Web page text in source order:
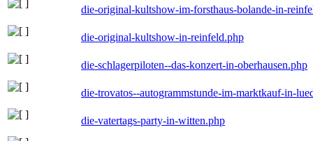
die-original-kultshow-im-forsthaus-bolande-in-
die-original-kultshow-in-reinfeld.php
die-schlagerpiloten--das-konzert-in-oberhausen.php
die-trovatos--autogrammstunde-im-marktkauf-in-
die-vatertags-party-in-witten.php